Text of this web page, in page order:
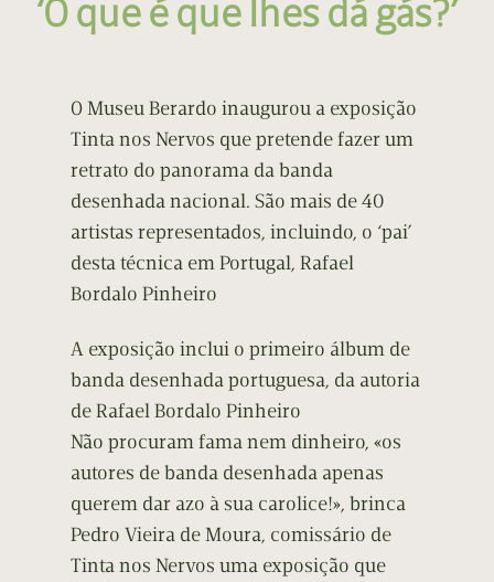
‘O que é que lhes dá gás?’
O Museu Berardo inaugurou a exposição
Tinta nos Nervos que pretende fazer um
retrato do panorama da banda
desenhada nacional. São mais de 40
artistas representados, incluindo, o ‘pai’
desta técnica em Portugal, Rafael
Bordalo Pinheiro
A exposição inclui o primeiro álbum de
banda desenhada portuguesa, da autoria
de Rafael Bordalo Pinheiro
Não procuram fama nem dinheiro, «os
autores de banda desenhada apenas
querem dar azo à sua carolice!», brinca
Pedro Vieira de Moura, comissário de
Tinta nos Nervos uma exposição que